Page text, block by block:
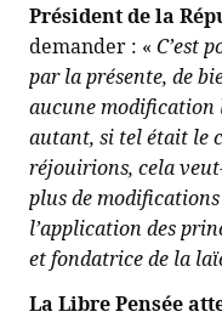
Président de la
demander : « C’est
par la présente, de
aucune modification
autant, si tel était le
réjouirions, cela
plus de
l’application des
et fondatrice de la
La Libre Pensée